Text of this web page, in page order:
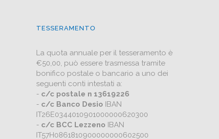
TESSERAMENTO
La quota annuale per il tesseramento è
€50,00, può essere trasmessa tramite
bonifico postale o bancario a uno dei
seguenti conti intestati a:
- c/c postale n 13619226
- c/c Banco Desio IBAN
IT26E0344010901000000620300
- c/c BCC Lezzeno IBAN
IT57H0861810900000000602500